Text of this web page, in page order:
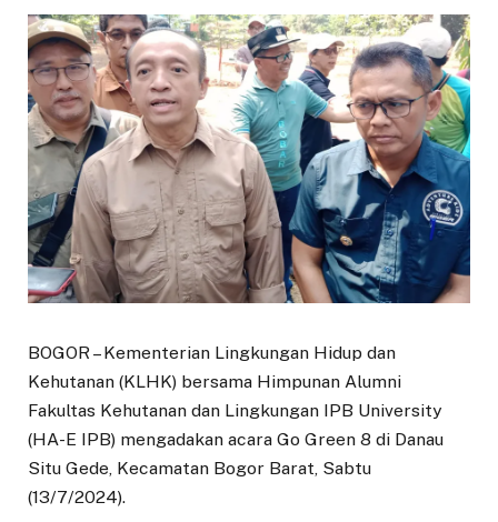
BOGOR – Kementerian Lingkungan Hidup dan
Kehutanan (KLHK) bersama Himpunan Alumni
Fakultas Kehutanan dan Lingkungan IPB University
(HA-E IPB) mengadakan acara Go Green 8 di Danau
Situ Gede, Kecamatan Bogor Barat, Sabtu
(13/7/2024).